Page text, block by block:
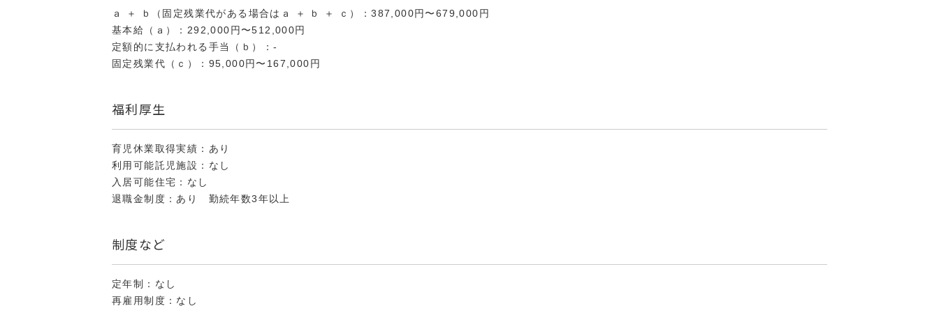
ａ ＋ ｂ（固定残業代がある場合はａ ＋ ｂ ＋ ｃ）：387,000円〜679,000円
基本給（ａ）：292,000円〜512,000円
定額的に支払われる手当（ｂ）：-
固定残業代（ｃ）：95,000円〜167,000円
福利厚生
育児休業取得実績：あり
利用可能託児施設：なし
入居可能住宅：なし
退職金制度：あり 勤続年数3年以上
制度など
定年制：なし
再雇用制度：なし